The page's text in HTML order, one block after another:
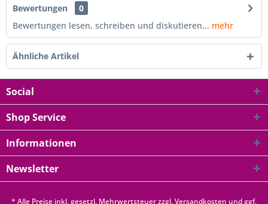
Bewertungen
0
Bewertungen lesen, schreiben und diskutieren... mehr
Ähnliche Artikel
Social
Shop Service
Informationen
Newsletter
* Alle Preise inkl. gesetzl. Mehrwertsteuer zzgl.Versandkosten und ggf.